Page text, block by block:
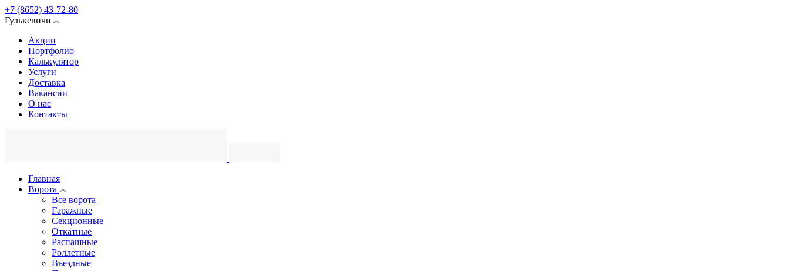
+7 (8652) 43-72-80
Гулькевичи
Акции
Портфолио
Калькулятор
Услуги
Доставка
Вакансии
О нас
Контакты
Главная
Ворота
Все ворота
Гаражные
Секционные
Откатные
Распашные
Роллетные
Въездные